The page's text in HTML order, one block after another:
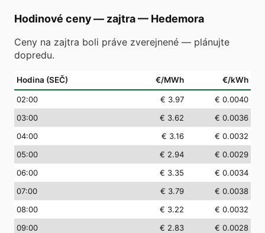
Hodinové ceny — zajtra— Hedemora
Ceny na zajtra boli práve zverejnené — plánujte
dopredu.
Hodina (SEČ) €/MWh €/kWh
02:00 € 3.97
€ 0.0040
03:00 € 3.62
€ 0.0036
04:00 € 3.16
€ 0.0032
05:00 € 2.94
€ 0.0029
06:00 € 3.35
€ 0.0034
07:00 € 3.79
€ 0.0038
08:00 € 3.22
€ 0.0032
09:00 € 2.83
€ 0.0028